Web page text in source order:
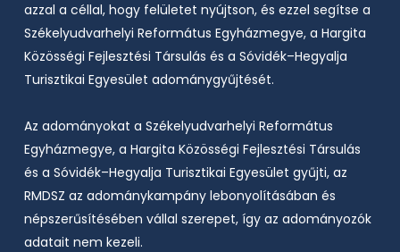
azzal a céllal, hogy felületet nyújtson, és ezzel segítse a
Székelyudvarhelyi Református Egyházmegye, a Hargita
Közösségi Fejlesztési Társulás és a Sóvidék–Hegyalja
Turisztikai Egyesület adománygyűjtését.
Az adományokat aSzékelyudvarhelyi Református
Egyházmegye, a Hargita Közösségi Fejlesztési Társulás
és a Sóvidék–Hegyalja Turisztikai Egyesület gyűjti, az
RMDSZ az adománykampány lebonyolításában és
népszerűsítésében vállal szerepet, így az adományozók
adatait nem kezeli.